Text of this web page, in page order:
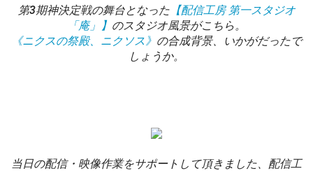
第3期神決定戦の舞台となった【配信工房 第一スタジオ
「庵」】 のスタジオ風景がこちら。
《ニクスの祭殿、ニクソス》 の合成背景、いかがだったで
しょうか。
当日の配信・映像作業をサポートして頂きました、配信工